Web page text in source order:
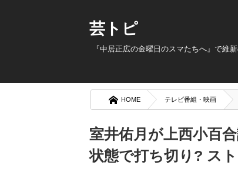
芸トピ
『中居正広の金曜日のスマたちへ』で維
HOME テレビ番組・映画
室井佑月が上西小百
状態で打ち切り? ス